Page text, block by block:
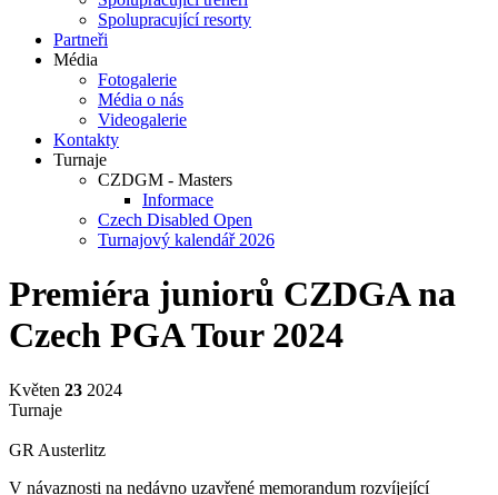
Spolupracující resorty
Partneři
Média
Fotogalerie
Média o nás
Videogalerie
Kontakty
Turnaje
CZDGM - Masters
Informace
Czech Disabled Open
Turnajový kalendář 2026
Premiéra juniorů CZDGA na
Czech PGA Tour 2024
Květen 23 2024
Turnaje
GR Austerlitz
V návaznosti na nedávno uzavřené memorandum rozvíjející